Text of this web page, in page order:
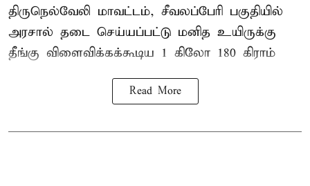
திருநெல்வேலி மாவட்டம், சீவலப்பேரி பகுதியில்
அரசால் தடை செய்யப்பட்டு மனித உயிருக்கு
தீங்கு விளைவிக்கக்கூடிய 1 கிலோ 180 கிராம்
Read More